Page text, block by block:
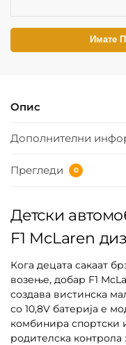
Имате
Опис
Дополнителни
Прегледи 0
Детски
F1 McLaren
Кога децата сакаат
возење, добар F1
создава вистинска
со 10,8V батерија е
комбинира спортски
родителска